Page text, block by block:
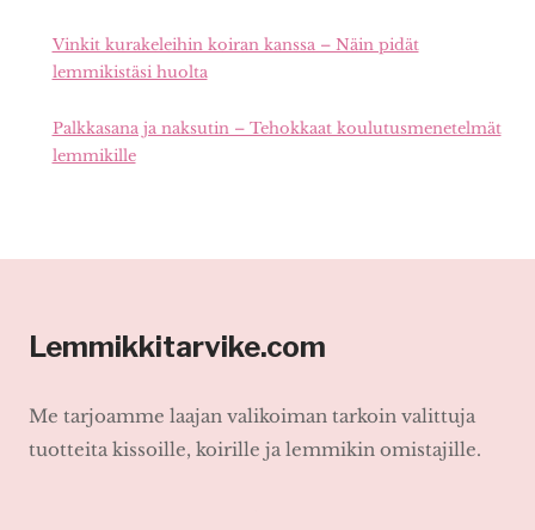
Vinkit kurakeleihin koiran kanssa – Näin pidät
lemmikistäsi huolta
Palkkasana ja naksutin – Tehokkaat koulutusmenetelmät
lemmikille
Lemmikkitarvike.com
Me tarjoamme laajan valikoiman tarkoin valittuja
tuotteita kissoille, koirille ja lemmikin omistajille.